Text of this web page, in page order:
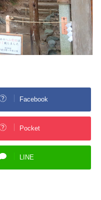
Facebook
Pocket
LINE